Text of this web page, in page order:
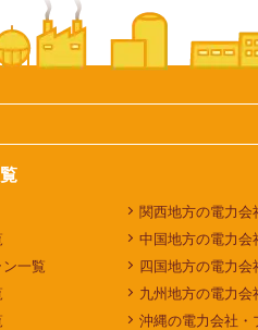
一覧
関西地方の電力会
中国地方の電力会
四国地方の電力会
九州地方の電力会
沖縄の電力会社・